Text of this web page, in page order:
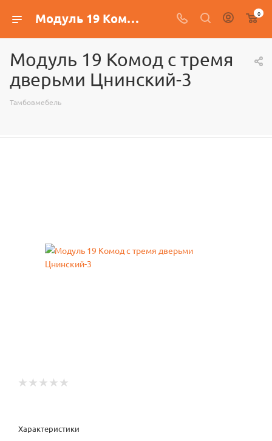
Модуль 19 Комод с тремя дверьми Цнинский-3 0
Модуль 19 Комод с тремя
дверьми Цнинский-3
Тамбовмебель
Характеристики